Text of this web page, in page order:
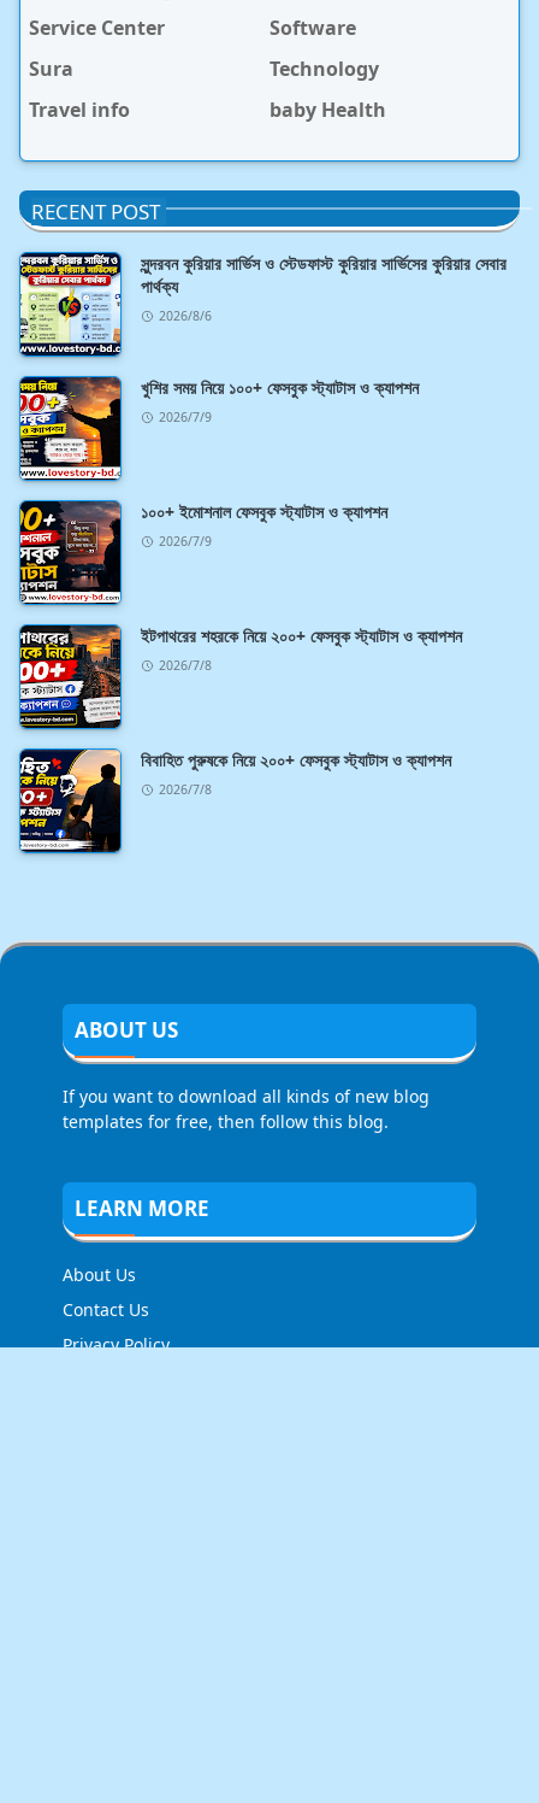
Service Center
Software
Sura
Technology
Travel info
baby Health
RECENT POST
সুন্দরবন কুরিয়ার সার্ভিস ও স্টেডফাস্ট কুরিয়ার সার্ভিসের কুরিয়ার সেবার
পার্থক্য
2026/8/6
খুশির সময় নিয়ে ১০০+ ফেসবুক স্ট্যাটাস ও ক্যাপশন
2026/7/9
১০০+ ইমোশনাল ফেসবুক স্ট্যাটাস ও ক্যাপশন
2026/7/9
ইটপাথরের শহরকে নিয়ে ২০০+ ফেসবুক স্ট্যাটাস ও ক্যাপশন
2026/7/8
বিবাহিত পুরুষকে নিয়ে ২০০+ ফেসবুক স্ট্যাটাস ও ক্যাপশন
2026/7/8
ABOUT US
If you want to download all kinds of new blog
templates for free, then follow this blog.
LEARN MORE
About Us
Contact Us
Privacy Policy